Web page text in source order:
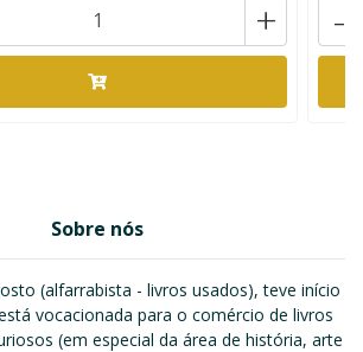
+ -
Sobre nós
(alfarrabista - livros usados), teve início
vocacionada para o comércio de livros
(em especial da área de história, arte